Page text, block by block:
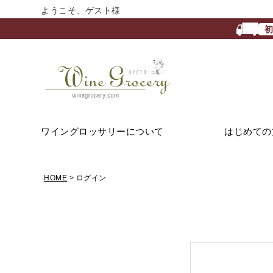
ようこそ、ゲスト様
ワイングロッサリーについて はじめて
HOME ログイン